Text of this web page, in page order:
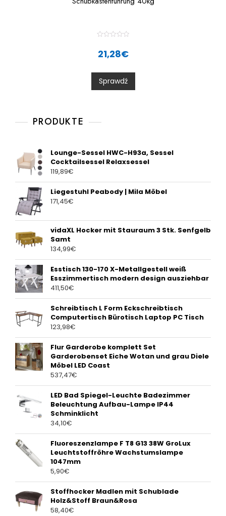
0
o
t
21,28€
Sprawdź
PRODUKTE
Lounge-Sessel HWC-H93a, Sessel
Cocktailsessel Relaxsessel
119,89€
Liegestuhl Peabody | Mila Möbel
171,45€
vidaXL Hocker mit Stauraum 3 Stk. Senfgelb
Samt
134,99€
Esstisch 130-170 X-Metallgestell weiß
Esszimmertisch modern design ausziehbar
411,50€
Schreibtisch L Form Eckschreibtisch
Computertisch Bürotisch Laptop PC Tisch
123,98€
Flur Garderobe komplett Set
Garderobenset Eiche Wotan und grau Diele
Möbel LED Coast
537,47€
LED Bad Spiegel-Leuchte Badezimmer
Beleuchtung Aufbau-Lampe IP44
Schminklicht
34,10€
Fluoreszenzlampe F T8 G13 38W GroLux
Leuchtstoffröhre Wachstumslampe
1047mm
5,90€
Stoffhocker Madlen mit Schublade
Holz&Stoff Braun&Rosa
58,40€